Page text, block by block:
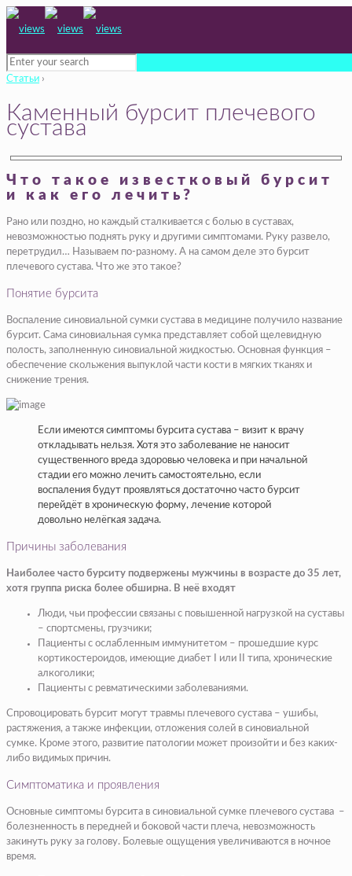
Статьи ›
Каменный бурсит плечевого
сустава
Что такое известковый бурсит
и как его лечить?
Рано или поздно, но каждый сталкивается с болью в суставах,
невозможностью поднять руку и другими симптомами. Руку развело,
перетрудил… Называем по-разному. А на самом деле это бурсит
плечевого сустава. Что же это такое?
Понятие бурсита
Воспаление синовиальной сумки сустава в медицине получило название
бурсит. Сама синовиальная сумка представляет собой щелевидную
полость, заполненную синовиальной жидкостью. Основная функция –
обеспечение скольжения выпуклой части кости в мягких тканях и
снижение трения.
Если имеются симптомы бурсита сустава – визит к врачу
откладывать нельзя. Хотя это заболевание не наносит
существенного вреда здоровью человека и при начальной
стадии его можно лечить самостоятельно, если
воспаления будут проявляться достаточно часто бурсит
перейдёт в хроническую форму, лечение которой
довольно нелёгкая задача.
Причины заболевания
Наиболее часто бурситу подвержены мужчины в возрасте до 35 лет,
хотя группа риска более обширна. В неё входят
Люди, чьи профессии связаны с повышенной нагрузкой на суставы
– спортсмены, грузчики;
Пациенты с ослабленным иммунитетом – прошедшие курс
кортикостероидов, имеющие диабет I или II типа, хронические
алкоголики;
Пациенты с ревматическими заболеваниями.
Спровоцировать бурсит могут травмы плечевого сустава – ушибы,
растяжения, а также инфекции, отложения солей в синовиальной
сумке. Кроме этого, развитие патологии может произойти и без каких-
либо видимых причин.
Симптоматика и проявления
Основные симптомы бурсита в синовиальной сумке плечевого сустава –
болезненность в передней и боковой части плеча, невозможность
закинуть руку за голову. Болевые ощущения увеличиваются в ночное
время.